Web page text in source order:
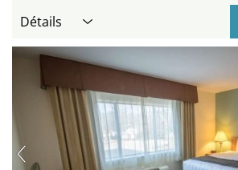
Détails